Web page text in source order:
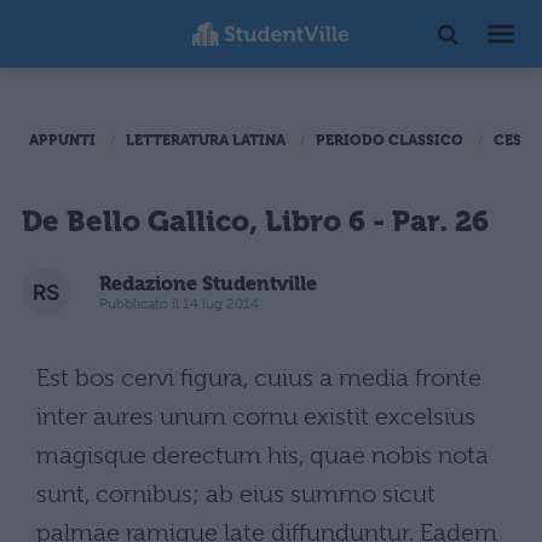
APPUNTI LETTERATURA LATINA PERIODO CLASSICO
De Bello Gallico, Libro 6 - Par. 26
Redazione Studentville
Pubblicato il 14 lug 2014
Est bos cervi figura, cuius a media fronte
inter aures unum cornu existit excelsius
magisque derectum his, quae nobis nota
sunt, cornibus; ab eius summo sicut
palmae ramique late diffunduntur. Eadem